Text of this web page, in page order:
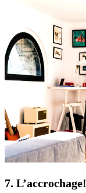
7. L’accrochage!